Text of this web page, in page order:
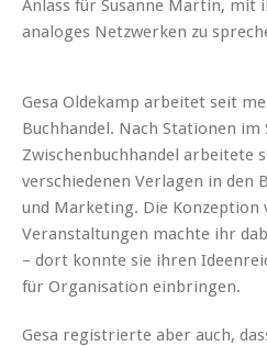
Anlass für Susanne Martin, mit
analoges Netzwerken zu
Gesa Oldekamp arbeitet seit
Buchhandel. Nach Stationen
Zwischenbuchhandel arbeitete
verschiedenen Verlagen in den
und Marketing. Die Konzeption
Veranstaltungen machte ihr
– dort konnte sie ihren
für Organisation einbringen.
Gesa registrierte aber auch,